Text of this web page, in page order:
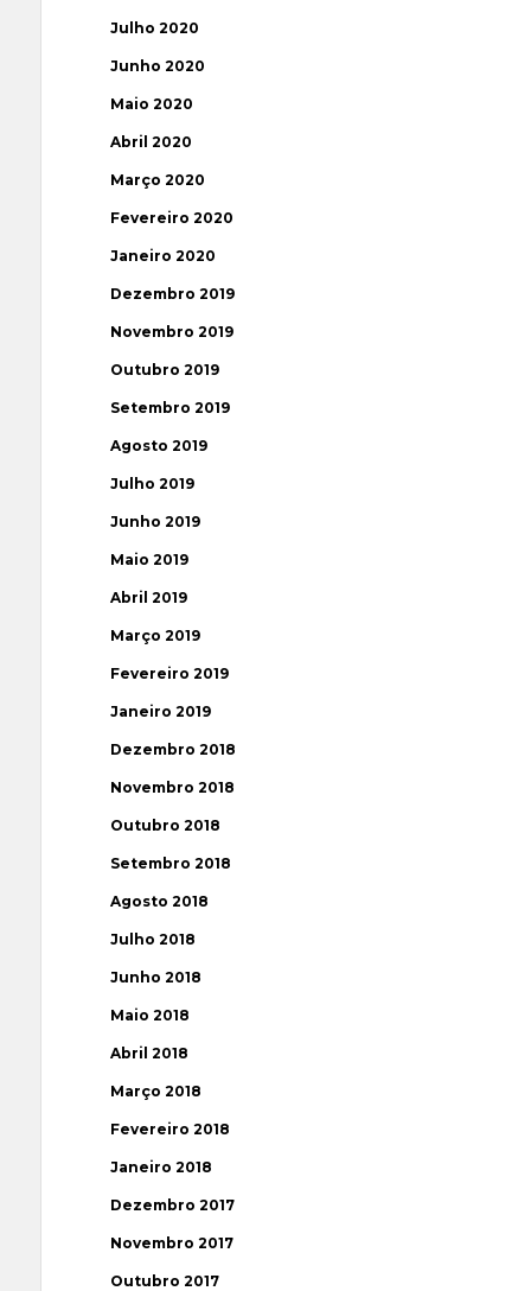
Julho 2020
Junho 2020
Maio 2020
Abril 2020
Março 2020
Fevereiro 2020
Janeiro 2020
Dezembro 2019
Novembro 2019
Outubro 2019
Setembro 2019
Agosto 2019
Julho 2019
Junho 2019
Maio 2019
Abril 2019
Março 2019
Fevereiro 2019
Janeiro 2019
Dezembro 2018
Novembro 2018
Outubro 2018
Setembro 2018
Agosto 2018
Julho 2018
Junho 2018
Maio 2018
Abril 2018
Março 2018
Fevereiro 2018
Janeiro 2018
Dezembro 2017
Novembro 2017
Outubro 2017